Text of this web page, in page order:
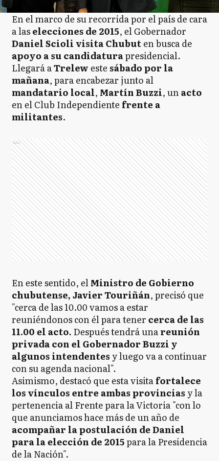
En el marco de su recorrida por el país de cara
a laselecciones de 2015, el Gobernador
Daniel Scioli visita Chubuten busca de
apoyo a su candidaturapresidencial.
Llegará aTrelew este sábado por la
mañana, para encabezar junto al
mandatario local, Martín Buzzi, unacto
en el Club Independiente frente a
militantes.
Ads
En este sentido, elMinistro de Gobierno
chubutense, Javier Touriñán, precisó que
"cerca de las 10.00 vamos a estar
reuniéndonos con él para tener cerca de las
11.00 el acto. Después tendrá unareunión
privada con el Gobernador Buzzi y
algunos intendentes y luego va a continuar
con su agenda nacional".
Asimismo, destacó que esta visitafortalece
los vínculos entre ambas provincias y la
pertenencia al Frente para la Victoria "con lo
que anunciamos hace más de un año de
acompañar la postulación de Daniel
para la elección de 2015para la Presidencia
de la Nación".